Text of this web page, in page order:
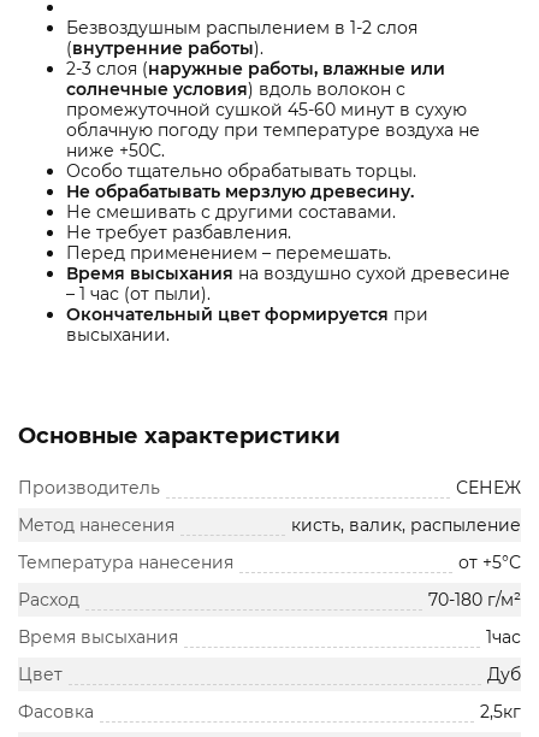
Безвоздушным распылением в 1-2 слоя
(внутренние работы).
2-3 слоя (наружные работы, влажные или
солнечные условия) вдоль волокон с
промежуточной сушкой 45-60 минут в сухую
облачную погоду при температуре воздуха не
ниже +50С.
Особо тщательно обрабатывать торцы.
Не обрабатывать мерзлую древесину.
Не смешивать с другими составами.
Не требует разбавления.
Перед применением – перемешать.
Время высыхания на воздушно сухой древесине
– 1 час (от пыли).
Окончательный цвет формируется при
высыхании.
Основные характеристики
Производитель
СЕНЕЖ
Метод нанесения
кисть, валик, распыление
Температура нанесения
от +5°С
Расход
70-180 г/м²
Время высыхания
1час
Цвет
Дуб
Фасовка
2,5кг